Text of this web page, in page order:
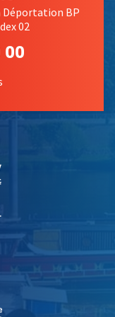
Déportation BP
02
00
, Ouvre une nouvelle
, Ouvre une nouvelle